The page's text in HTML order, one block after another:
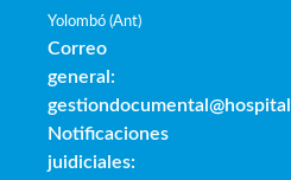
Yolombó (Ant)
Correo
general:
Notificaciones
juidiciales: